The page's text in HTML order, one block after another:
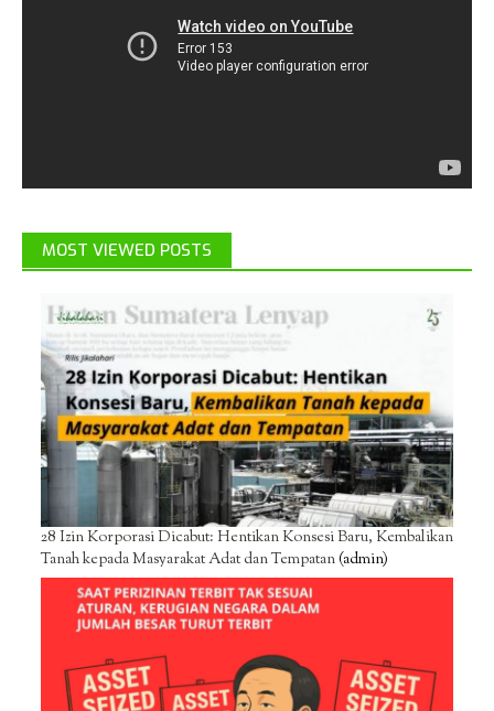
MOST VIEWED POSTS
28 Izin Korporasi Dicabut: Hentikan Konsesi Baru, Kembalikan
Tanah kepada Masyarakat Adat dan Tempatan(admin)